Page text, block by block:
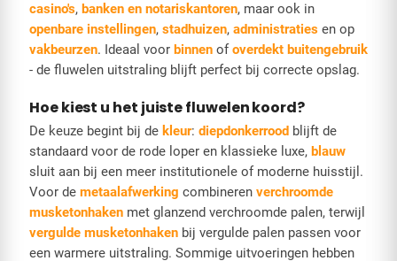
casino's, banken en notariskantoren, maar ook in
openbare instellingen, stadhuizen, administraties en op
vakbeurzen. Ideaal voor binnen of overdekt buitengebruik
- de fluwelen uitstraling blijft perfect bij correcte opslag.
Hoe kiest u het juiste fluwelen koord?
De keuze begint bij de kleur: diepdonkerrood blijft de
standaard voor de rode loper en klassieke luxe, blauw
sluit aan bij een meer institutionele of moderne huisstijl.
Voor de metaalafwerking combineren verchroomde
musketonhaken met glanzend verchroomde palen, terwijl
vergulde musketonhaken bij vergulde palen passen voor
een warmere uitstraling. Sommige uitvoeringen hebben